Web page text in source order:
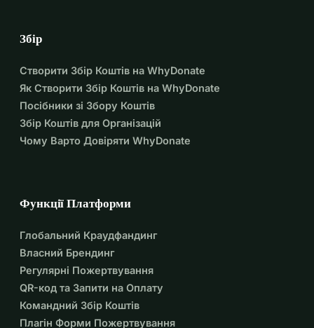
Збір
Створити Збір Коштів на WhyDonate
Як Створити Збір Коштів на WhyDonate
Посібники зі Збору Коштів
Збір Коштів для Організацій
Чому Варто Довіряти WhyDonate
Функції Платформи
Глобальний Краудфандинг
Власний Брендинг
Регулярні Пожертвування
QR-код та Запити на Оплату
Командний Збір Коштів
Плагін Форми Пожертвування